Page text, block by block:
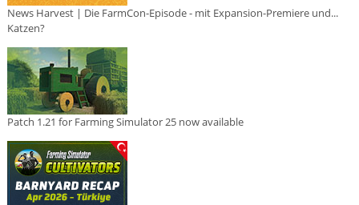
News Harvest | Die FarmCon-Episode - mit Expansion-Premiere und...
Katzen?
Patch 1.21 for Farming Simulator 25 now available